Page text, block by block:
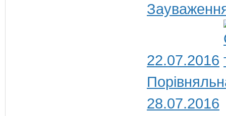
22.07.2016
28.07.2016